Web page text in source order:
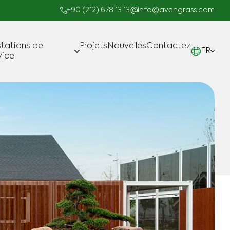
+90 (212) 678 13 13 info@avengrass.com
de
Projets clé en Main
Projets NouvellesContactez
FR